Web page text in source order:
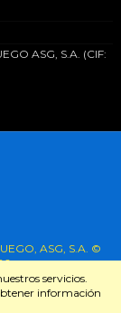
ASG, S.A. (CIF:
ASG, S.A. ©
servicios.
información